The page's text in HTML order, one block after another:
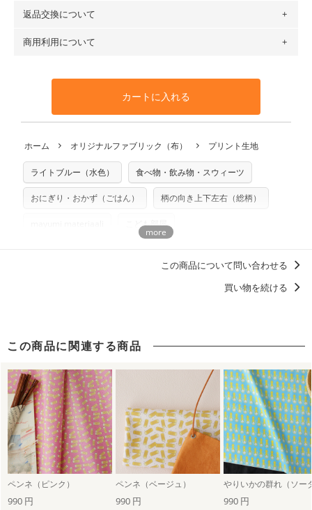
※カットを希望の方は備考欄に「50cmずつカット希望」など
ご記載ください（50cm単位でのカットのみ）
プリント布の仕様についてもっと詳しく見る
ットン（ダブルガーゼ）・100％コットン（ローン）・コッ
トンリネン（ビエラ織）・100％コットン（ツイル）・
100％コットン（キャンバス・11号帆布）です。
生地見本サンプル（無料）を購入する
・ネコポスでの配送は、布は2mまで型紙は2個までとなりま
も送料の表示が600円となり宅急便での配送となります。
となります。
※万が一、検品時に不備が見つかった場合は、4～5営業日後
※土日祝は営業日に含まれません。
※配送日のご指定は承れません。出来上がり次第、順次発送
返品交換について
・布はご注文後に注文数量のみをプリントするため、
購入後
や用尺をお間違えのないようお願いします。思っていた色味
と違う、などの理由での返品は承れません。予めご了承くだ
商用利用について
利用いただけます。「nunocoto fabric使用」といった記載
も不要です。（製品化した際に起こる全ての問題、クレーム
いませんのでご了承ください）
※有料型紙（ホームソーイング型紙シリーズ）および柄がえ
らべるキットに付属された型紙は商用利用できませんのでご
注意ください。型紙自体の転用・販売および型紙を使用して
商用利用についての詳細はこちら
カートに入れる
ホーム オリジナルファブリック（布） プリント生地
ライトブルー（水色） 食べ物・飲み物・スウィーツ
おにぎり・おかず（ごはん） 柄の向き上下左右（総柄）
こども部屋
この商品について問い合わせる
買い物を続ける
この商品に関連する商品
ペンネ（ピンク） ペンネ（ベージュ） やりいかの群れ（ソー
990 円 990 円 990 円